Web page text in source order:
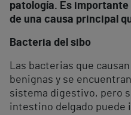
patología. Es
de una causa principal
Bacteria del sibo
Las bacterias que
benignas y se
sistema digestivo, pero
intestino delgado puede